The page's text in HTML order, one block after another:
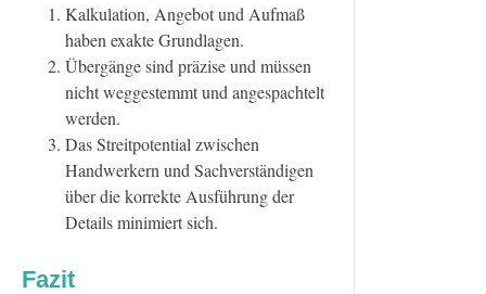
Kalkulation, Angebot und Aufmaß
haben exakte Grundlagen.
Übergänge sind präzise und müssen
nicht weggestemmt und angespachtelt
werden.
Das Streitpotential zwischen
Handwerkern und Sachverständigen
über die korrekte Ausführung der
Details minimiert sich.
Fazit